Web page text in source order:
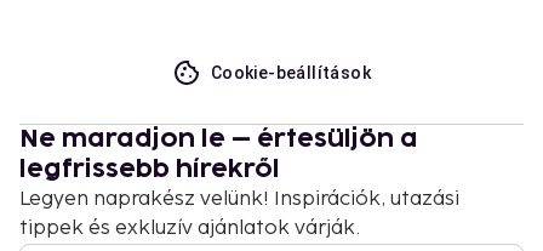
Cookie-beállítások
Ne maradjon le – értesüljön a
legfrissebb hírekről
Legyen naprakész velünk! Inspirációk, utazási
tippek és exkluzív ajánlatok várják.